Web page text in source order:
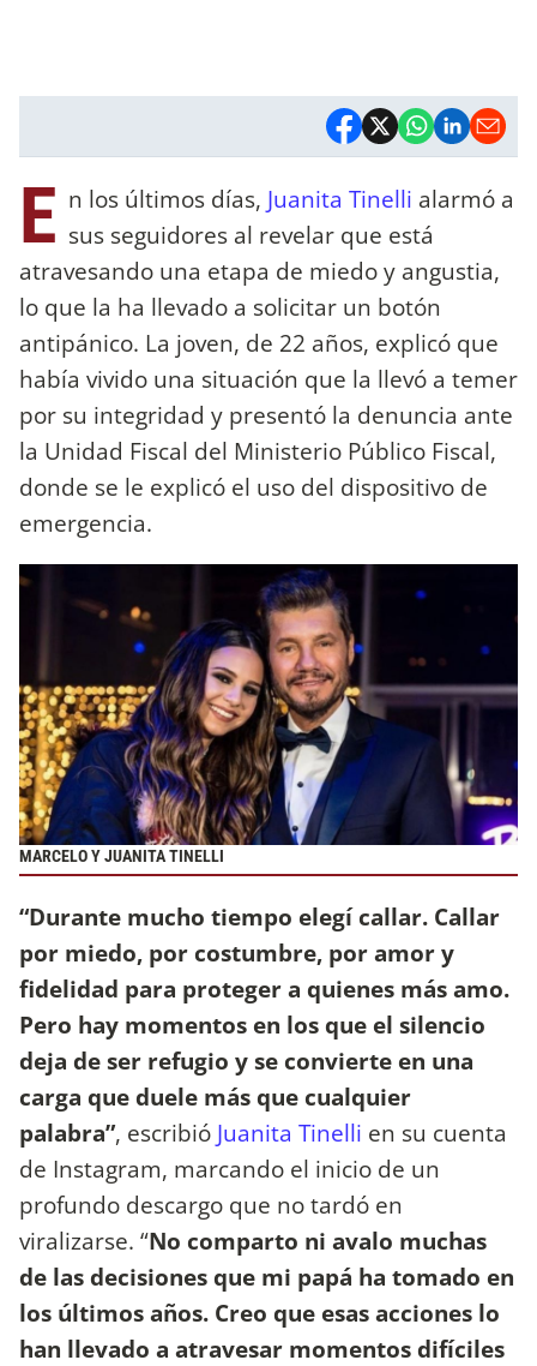
E n los últimos días, Juanita Tinelli alarmó a
sus seguidores al revelar que está
atravesando una etapa de miedo y angustia,
lo que la ha llevado a solicitar un botón
antipánico. La joven, de 22 años, explicó que
había vivido una situación que la llevó a temer
por su integridad y presentó la denuncia ante
la Unidad Fiscal del Ministerio Público Fiscal,
donde se le explicó el uso del dispositivo de
emergencia.
MARCELO Y JUANITA TINELLI
“Durante mucho tiempo elegí callar. Callar
por miedo, por costumbre, por amor y
fidelidad para proteger a quienes más amo.
Pero hay momentos en los que el silencio
deja de ser refugio y se convierte en una
carga que duele más que cualquier
palabra”, escribió Juanita Tinelli en su cuenta
de Instagram, marcando el inicio de un
profundo descargo que no tardó en
viralizarse. “No comparto ni avalo muchas
de las decisiones que mi papá ha tomado en
los últimos años. Creo que esas acciones lo
han llevado a atravesar momentos difíciles